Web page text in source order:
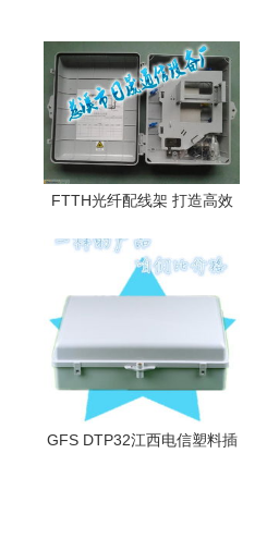
FTTH光纤配线架 打造高效
溪市日晟通信设备厂
GFS DTP32江西电信塑料插